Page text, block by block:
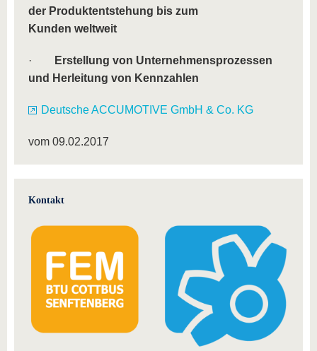
der Produktentstehung bis zum
Kunden weltweit
·
Erstellung von Unternehmensprozessen
und Herleitung von Kennzahlen
Deutsche ACCUMOTIVE GmbH & Co. KG
vom 09.02.2017
Kontakt